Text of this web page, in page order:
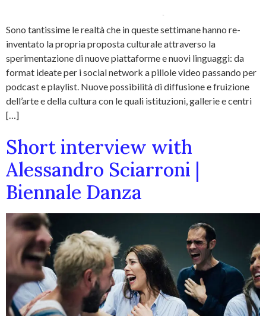
Sono tantissime le realtà che in queste settimane hanno re-
inventato la propria proposta culturale attraverso la
sperimentazione di nuove piattaforme e nuovi linguaggi: da
format ideate per i social network a pillole video passando per
podcast e playlist. Nuove possibilità di diffusione e fruizione
dell’arte e della cultura con le quali istituzioni, gallerie e centri
[…]
Short interview with
Alessandro Sciarroni |
Biennale Danza